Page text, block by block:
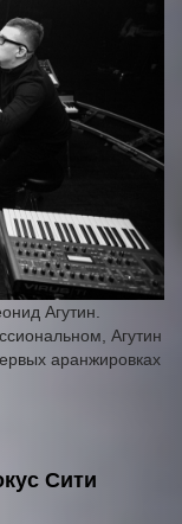
Агутин.
Агутин
аранжировках
Сити